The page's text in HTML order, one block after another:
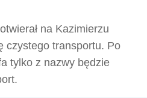
na Kazimierzu
czystego transportu. Po
tylko z nazwy będzie